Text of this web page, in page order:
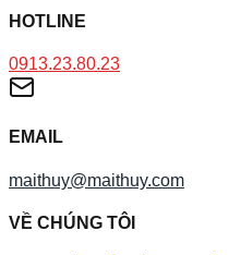
HOTLINE
0913.23.80.23
EMAIL
maithuy@maithuy.com
VỀ CHÚNG TÔI